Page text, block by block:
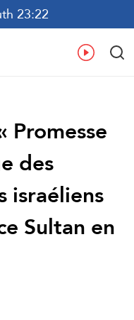
23:22
Promesse
des
israéliens
Sultan en